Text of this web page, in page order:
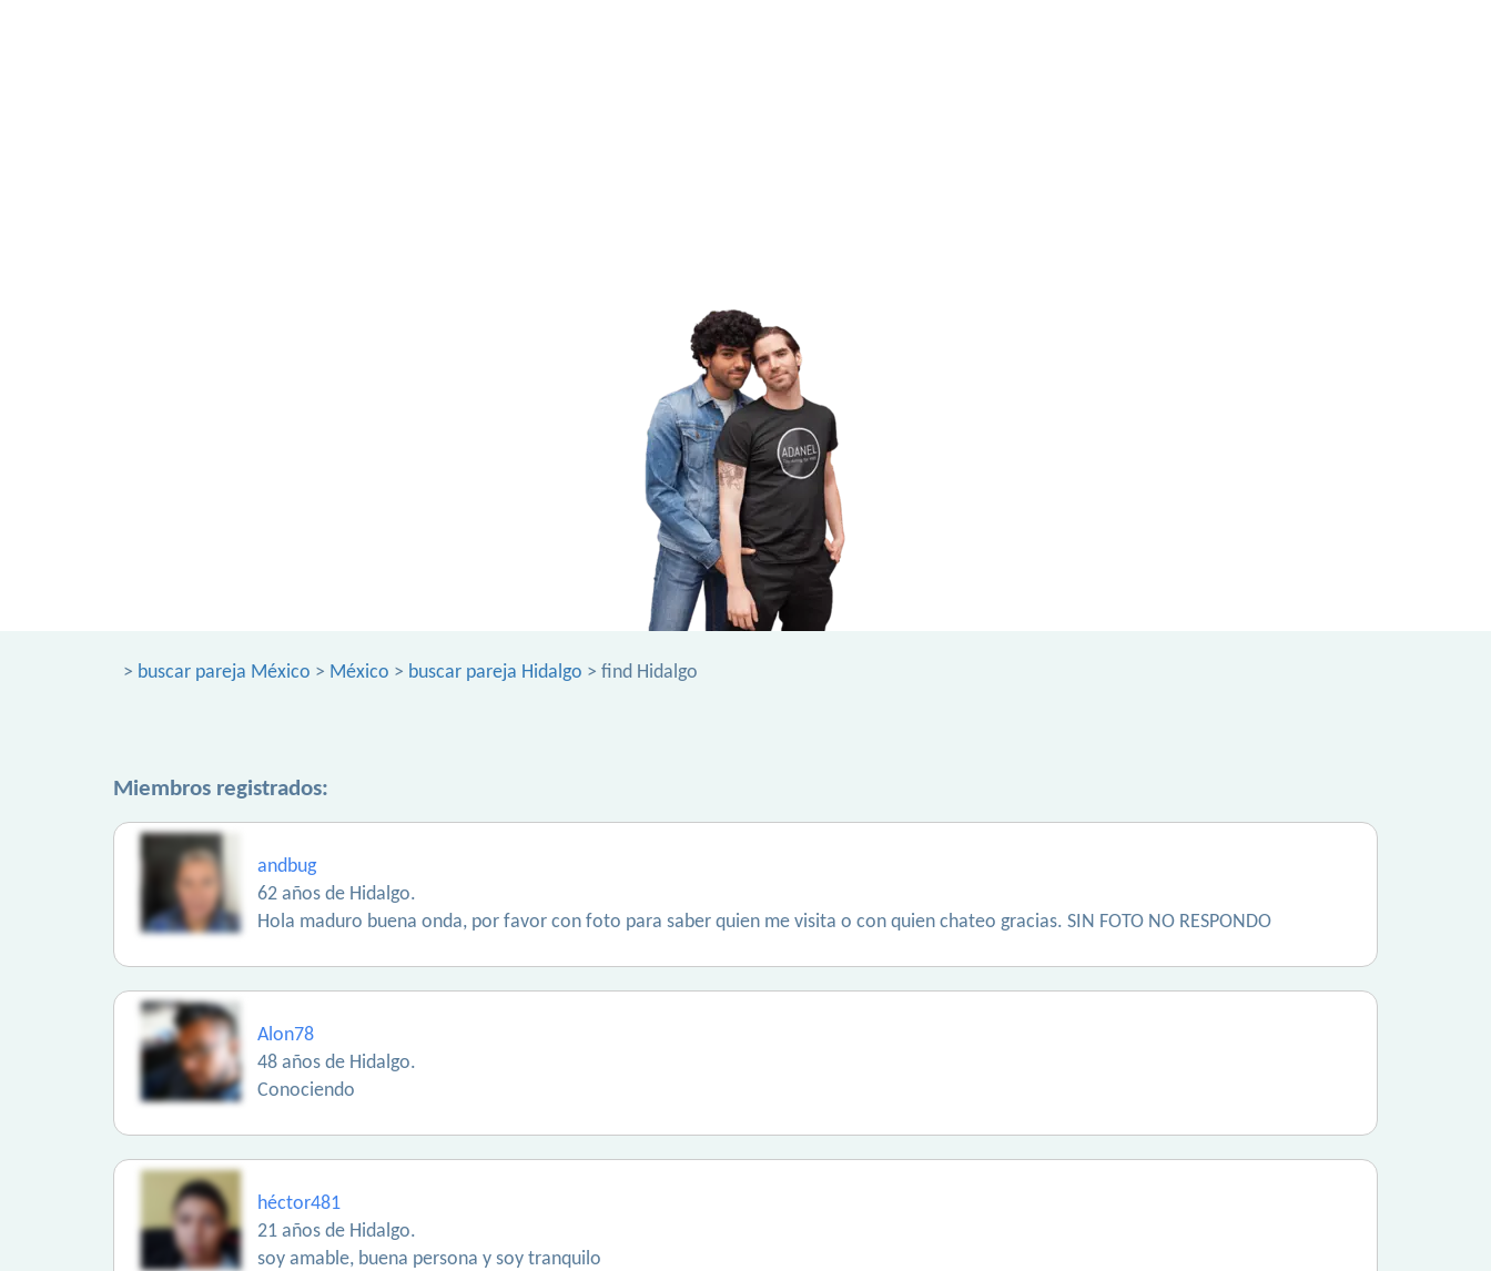
> buscar pareja México > México > buscar pareja Hidalgo > find Hidalgo
Miembros registrados:
andbug
62 años de Hidalgo.
Hola maduro buena onda, por favor con foto para saber quien me visita o con quien chateo gracias. SIN FOTO NO RESPONDO
Alon78
48 años de Hidalgo.
Conociendo
héctor481
21 años de Hidalgo.
soy amable, buena persona y soy tranquilo